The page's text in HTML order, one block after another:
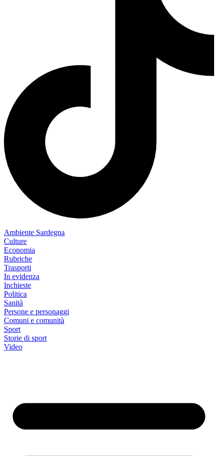
Ambiente Sardegna
Culture
Economia
Rubriche
Trasporti
In evidenza
Inchieste
Politica
Sanità
Persone e personaggi
Comuni e comunità
Sport
Storie di sport
Video